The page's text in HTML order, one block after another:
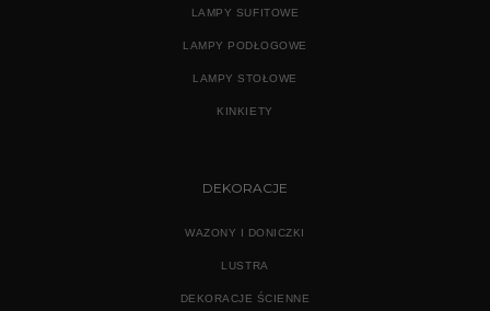
LAMPY SUFITOWE
LAMPY PODŁOGOWE
LAMPY STOŁOWE
KINKIETY
DEKORACJE
WAZONY I DONICZKI
LUSTRA
DEKORACJE ŚCIENNE